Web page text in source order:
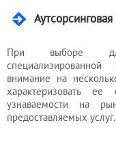
При выборе
внимание на
характеризовать
узнаваемости на
предоставляемых